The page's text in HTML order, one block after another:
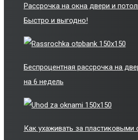
Рассрочка на окна двери и
Быстро и выгодно!
Беспроцентная рассрочка на
на 6 недель
Как ухаживать за пластиковыми